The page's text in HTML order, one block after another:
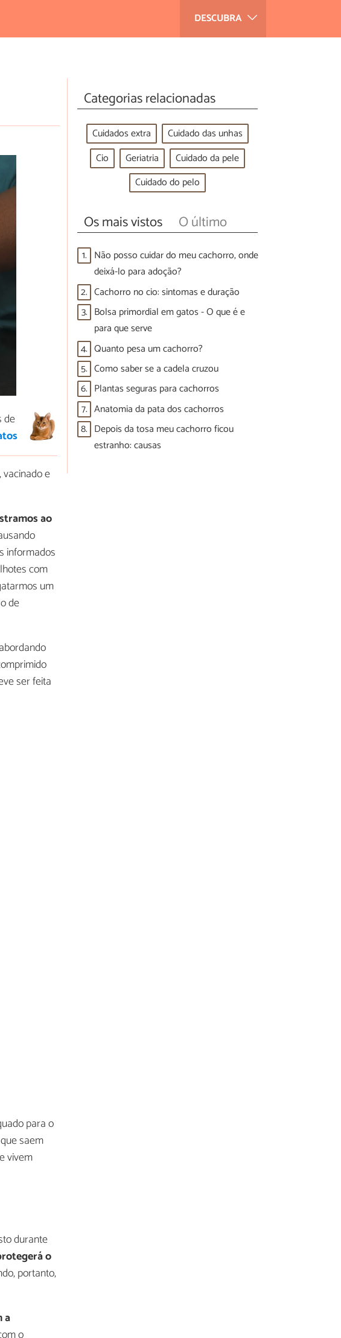
DESCUBRA
de
e
ao
informados
com
um
de
ser feita
para o
saem
vivem
durante
o
portanto,
a
Categorias relacionadas
Cuidados extra
Cuidado das unhas
Cio
Geriatria
Cuidado da pele
Cuidado do pelo
Os mais vistos O último
1. Não posso cuidar do meu cachorro, onde
deixá-lo para adoção?
2. Cachorro no cio: sintomas e duração
3. Bolsa primordial em gatos - O que é e
para que serve
4. Quanto pesa um cachorro?
5. Como saber se a cadela cruzou
6. Plantas seguras para cachorros
7. Anatomia da pata dos cachorros
8. Depois da tosa meu cachorro ficou
estranho: causas